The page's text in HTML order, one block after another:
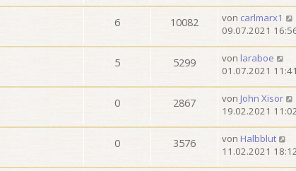
6 10082 von carlmarx1
09.07.2021
5 5299 von laraboe
01.07.2021 11:41
0 2867 von John Xisor
19.02.2021
0 3576 von Halbblut
11.02.2021